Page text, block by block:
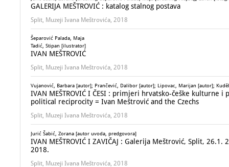
GALERIJA MEŠTROVIĆ : katalog stalnog postava
Split, Muzeji Ivana Meštrovića, 2018
Šeparović Palada, Maja
Tadić, Stipan [ilustrator]
IVAN MEŠTROVIĆ
Split, Muzeji Ivana Meštrovića, 2018
Vujanović, Barbara [autor]; Prančević, Dalibor [autor]; Lipovac, Marijan [autor];
IVAN MEŠTROVIĆ I ČESI : primjeri hrvatsko-češke kulturne
political reciprocity = Ivan Meštrović and the Czechs
Split, Muzeji Ivana Meštrovića, 2018
Jurić Šabić, Zorana [autor uvoda, predgovora]
IVAN MEŠTROVIĆ I ZAVIČAJ : Galerija Meštrović, Split,
2018.
Split, Muzeji Ivana Meštrovića, 2018